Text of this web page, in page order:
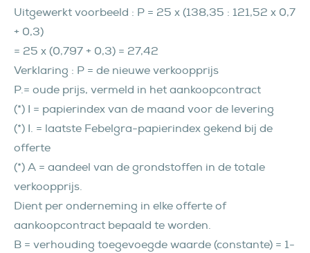
Uitgewerkt voorbeeld : P = 25 x (138,35 : 121,52 x 0,7
+ 0,3)
= 25 x (0,797 + 0,3) = 27,42
Verklaring : P = de nieuwe verkoopprijs
P.= oude prijs, vermeld in het aankoopcontract
(*) I = papierindex van de maand voor de levering
(*) I. = laatste Febelgra-papierindex gekend bij de
offerte
(*) A = aandeel van de grondstoffen in de totale
verkoopprijs.
Dient per onderneming in elke offerte of
aankoopcontract bepaald te worden.
B = verhouding toegevoegde waarde (constante) = 1-